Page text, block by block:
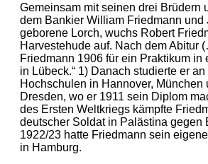
Gemeinsam mit seinen drei Brüdern
dem Bankier William Friedmann und
geborene Lorch, wuchs Robert
Harvestehude auf. Nach dem Abitur
Friedmann 1906 für ein Praktikum in
in Lübeck.“ 1) Danach studierte er
Hochschulen in Hannover,
Dresden, wo er 1911 sein Diplom
des Ersten Weltkriegs kämpfte
deutscher Soldat in Palästina gegen
1922/23 hatte Friedmann sein
in Hamburg.